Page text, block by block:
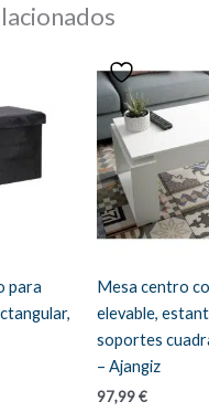
para
Mesa centro
elevable,
soportes
– Ajangiz
97,99€